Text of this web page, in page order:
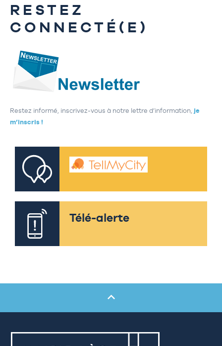
RESTEZ
CONNECTÉ(E)
Restez informé, inscrivez-vous à notre lettre d’information, je
m’inscris !
Télé-alerte